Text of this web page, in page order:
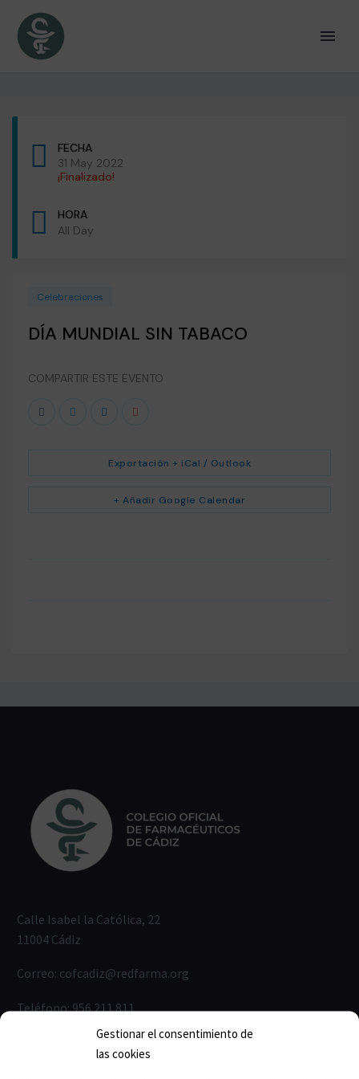
Gestionar el consentimiento de
las cookies
FECHA
31 May 2022
¡Finalizado!
HORA
All Day
Celebraciones
DÍA MUNDIAL SIN TABACO
COMPARTIR ESTE EVENTO
+ Añadir Google Calendar
Exportación + iCal / Outlook
Calle Isabel la Católica, 22
11004 Cádiz
Correo: cofcadiz@redfarma.org
Teléfono:956 211 811
Horario de lunes a jueves:
Mañanas: 09:00-14:00